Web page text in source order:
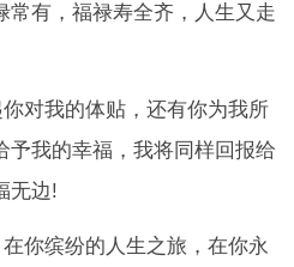
常有，福禄寿全齐，人生又走
对我的体贴，还有你为我所
予我的幸福，我将同样回报给
无边!
你缤纷的人生之旅，在你永